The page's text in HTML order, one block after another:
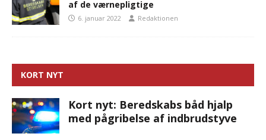
af de værnepligtige
6. januar 2022 Redaktionen
KORT NYT
Kort nyt: Beredskabs båd hjalp
med pågribelse af indbrudstyve